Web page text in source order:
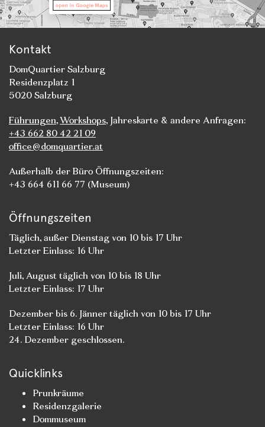
Kontakt
DomQuartier Salzburg
Residenzplatz 1
5020 Salzburg
Führungen,Workshops, Jahreskarte & andere Anfragen:
+43 662 80 42 21 09
office@domquartier.at
Außerhalb der Büro Öffnungszeiten:
+43 664 611 66 77 (Museum)
Öffnungszeiten
Täglich, außer Dienstag von 10 bis 17 Uhr
Letzter Einlass: 16 Uhr
Juli, August täglich von 10 bis 18 Uhr
Letzter Einlass: 17 Uhr
Dezember bis 6. Jänner täglich von 10 bis 17 Uhr
Letzter Einlass: 16 Uhr
24. Dezember geschlossen.
Quicklinks
Prunkräume
Residenzgalerie
Dommuseum